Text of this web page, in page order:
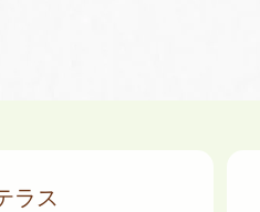
ラス